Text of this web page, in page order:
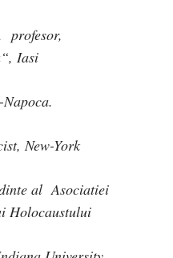
profesor,
Iasi
New-York
al Asociatiei
Holocaustului